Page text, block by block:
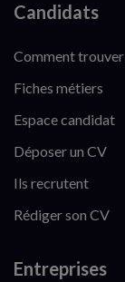
Candidats
Comment trouver
Fiches métiers
Espace candidat
Déposer un CV
Ils recrutent
Rédiger son CV
Entreprises